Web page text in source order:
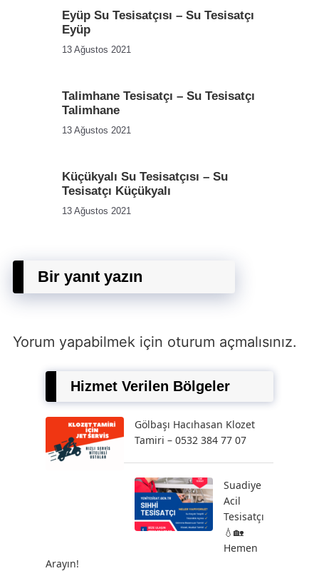
Eyüp Su Tesisatçısı – Su Tesisatçı
Eyüp
13 Ağustos 2021
Talimhane Tesisatçı – Su Tesisatçı
Talimhane
13 Ağustos 2021
Küçükyalı Su Tesisatçısı – Su
Tesisatçı Küçükyalı
13 Ağustos 2021
Bir yanıt yazın
Yorum yapabilmek için oturum açmalısınız.
Hizmet Verilen Bölgeler
Gölbaşı Hacıhasan Klozet
Tamiri – 0532 384 77 07
Suadiye
Acil
Tesisatçı
💧🏡
Hemen
Arayın!